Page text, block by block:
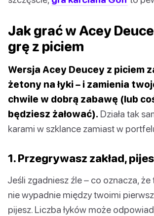
Jak grać w Acey
grę z piciem
Wersja Acey Deucey z piciem
żetony na łyki – i zamienia
chwile w dobrą zabawę (lub
będziesz żałować). Działa tak
karami w szklance zamiast w
1. Przegrywasz zakład,
Jeśli zgadniesz źle – co oznacza, że
nie wypadnie między twoimi
pijesz. Liczba łyków może